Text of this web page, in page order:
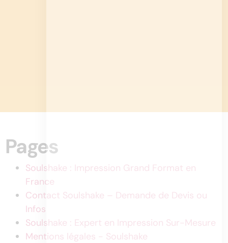
Pages
Soulshake : Impression Grand Format en
France
Contact Soulshake – Demande de Devis ou
Infos
Soulshake : Expert en Impression Sur-Mesure
Mentions légales - Soulshake